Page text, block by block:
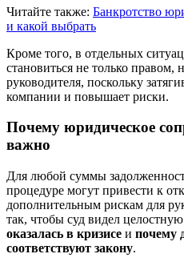
Читайте также: Банкротство
и какой выбрать
Кроме того, в отдельных
становиться не только правом,
руководителя, поскольку
компании и повышает риски.
Почему юридическое
важно
Для любой суммы
процедуре могут привести к
дополнительным рискам для
так, чтобы суд видел
оказалась в кризисе и почему
соответствуют закону.